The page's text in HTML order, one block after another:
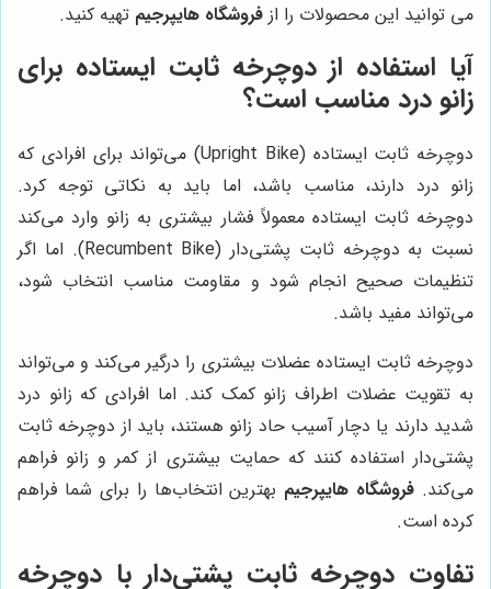
می توانید این محصولات را از فروشگاه هایپرجیم تهیه کنید.
آیا استفاده از دوچرخه ثابت ایستاده برای
زانو درد مناسب است؟
دوچرخه ثابت ایستاده (Upright Bike) می‌تواند برای افرادی که
زانو درد دارند، مناسب باشد، اما باید به نکاتی توجه کرد.
دوچرخه ثابت ایستاده معمولاً فشار بیشتری به زانو وارد می‌کند
نسبت به دوچرخه ثابت پشتی‌دار (Recumbent Bike). اما اگر
تنظیمات صحیح انجام شود و مقاومت مناسب انتخاب شود،
می‌تواند مفید باشد.
دوچرخه ثابت ایستاده عضلات بیشتری را درگیر می‌کند و می‌تواند
به تقویت عضلات اطراف زانو کمک کند. اما افرادی که زانو درد
شدید دارند یا دچار آسیب حاد زانو هستند، باید از دوچرخه ثابت
پشتی‌دار استفاده کنند که حمایت بیشتری از کمر و زانو فراهم
می‌کند. فروشگاه هایپرجیم بهترین انتخاب‌ها را برای شما فراهم
کرده است.
تفاوت دوچرخه ثابت پشتی‌دار با دوچرخه